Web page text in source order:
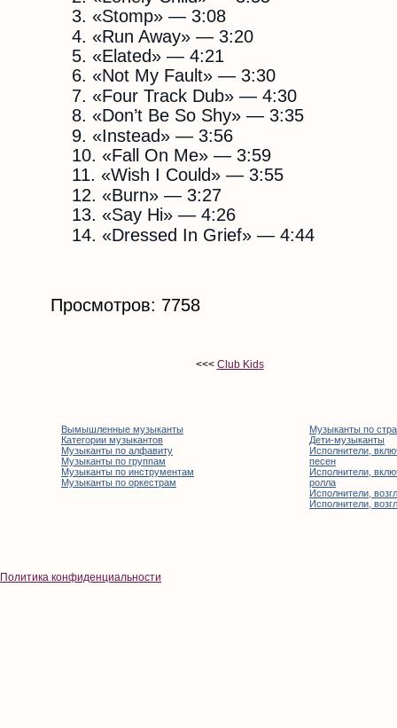
«Stomp» — 3:08
«Run Away» — 3:20
«Elated» — 4:21
«Not My Fault» — 3:30
«Four Track Dub» — 4:30
«Don’t Be So Shy» — 3:35
«Instead» — 3:56
«Fall On Me» — 3:59
«Wish I Could» — 3:55
«Burn» — 3:27
«Say Hi» — 4:26
«Dressed In Grief» — 4:44
Просмотров: 7758
<<< Club Kids
Вымышленные музыканты
Категории музыкантов
Музыканты по алфавиту
Музыканты по группам
Музыканты по инструментам
Музыканты по оркестрам
Музыканты по
Дети-музыканты
Исполнители,
песен
Исполнители,
ролла
Исполнители,
Исполнители,
Политика конфиденциальности